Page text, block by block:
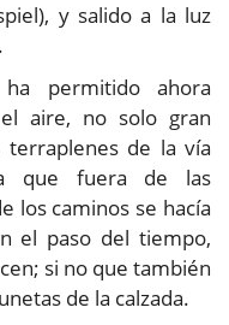
y salido a la luz
permitido ahora
aire, no solo gran
de la vía
que fuera de las
los caminos se hacía
el paso del tiempo,
si no que también
de la calzada.